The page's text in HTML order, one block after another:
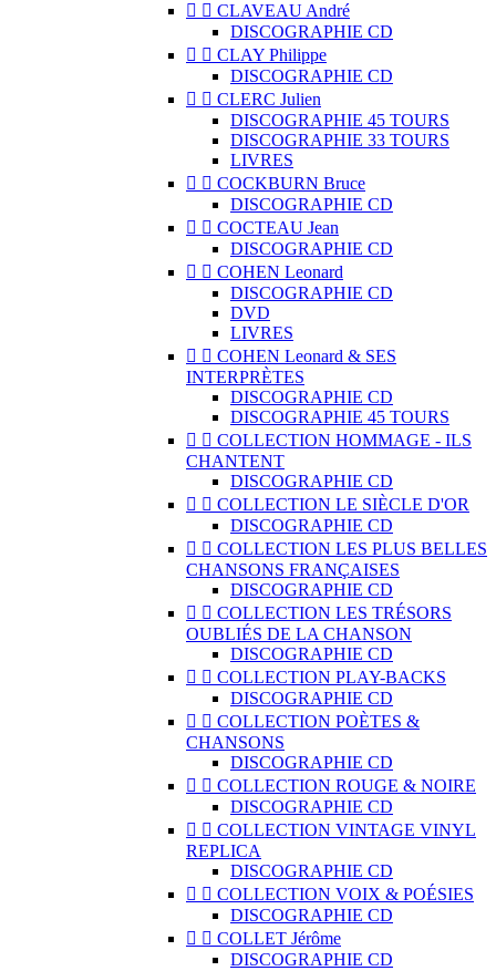
  CLAVEAU André
DISCOGRAPHIE CD
  CLAY Philippe
DISCOGRAPHIE CD
  CLERC Julien
DISCOGRAPHIE 45 TOURS
DISCOGRAPHIE 33 TOURS
LIVRES
  COCKBURN Bruce
DISCOGRAPHIE CD
  COCTEAU Jean
DISCOGRAPHIE CD
  COHEN Leonard
DISCOGRAPHIE CD
DVD
LIVRES
  COHEN Leonard & SES
INTERPRÈTES
DISCOGRAPHIE CD
DISCOGRAPHIE 45 TOURS
  COLLECTION HOMMAGE - ILS
CHANTENT
DISCOGRAPHIE CD
  COLLECTION LE SIÈCLE D'OR
DISCOGRAPHIE CD
  COLLECTION LES PLUS BELLES
CHANSONS FRANÇAISES
DISCOGRAPHIE CD
  COLLECTION LES TRÉSORS
OUBLIÉS DE LA CHANSON
DISCOGRAPHIE CD
  COLLECTION PLAY-BACKS
DISCOGRAPHIE CD
  COLLECTION POÈTES &
CHANSONS
DISCOGRAPHIE CD
  COLLECTION ROUGE & NOIRE
DISCOGRAPHIE CD
  COLLECTION VINTAGE VINYL
REPLICA
DISCOGRAPHIE CD
  COLLECTION VOIX & POÉSIES
DISCOGRAPHIE CD
  COLLET Jérôme
DISCOGRAPHIE CD